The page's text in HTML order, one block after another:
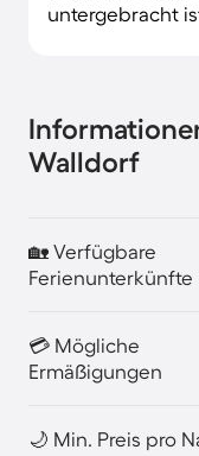
untergebracht
Walldorf
🏡 Verfügbare
Ferienunterkünfte
💳 Mögliche
Ermäßigungen
🌙 Min. Preis pro